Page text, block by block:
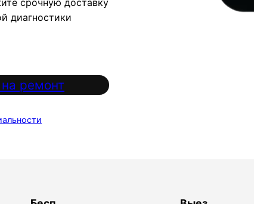
диагностики
ремонт